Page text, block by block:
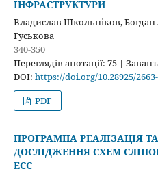
ІНФРАСТРУКТУРИ
Владислав Школьніков,
Гуськова
340-350
Переглядів анотації: 75 |
DOI: https://doi.org/10.28925/2663-
PDF
ПРОГРАМНА РЕАЛІЗАЦІЯ
ДОСЛІДЖЕННЯ СХЕМ
ECC